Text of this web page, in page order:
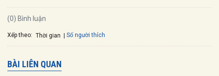
(0) Bình luận
Xếp theo: Thời gian Số người thích
BÀI LIÊN QUAN